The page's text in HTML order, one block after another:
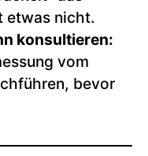
etwas nicht.
konsultieren:
vom
bevor